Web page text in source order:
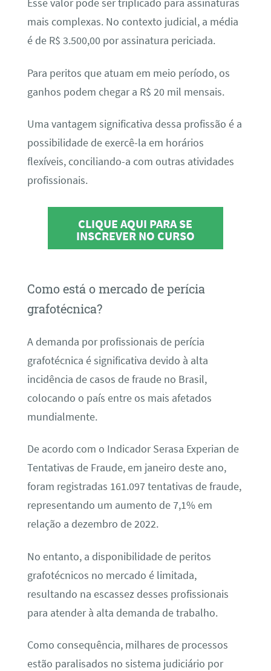
Esse valor pode ser triplicado para assinaturas
mais complexas. No contexto judicial, a média
é de R$ 3.500,00 por assinatura periciada.
Para peritos que atuam em meio período, os
ganhos podem chegar a R$ 20 mil mensais.
Uma vantagem significativa dessa profissão é a
possibilidade de exercê-la em horários
flexíveis, conciliando-a com outras atividades
profissionais.
CLIQUE AQUI PARA SE
INSCREVER NO CURSO
Como está o mercado de perícia
grafotécnica?
A demanda por profissionais de perícia
grafotécnica é significativa devido à alta
incidência de casos de fraude no Brasil,
colocando o país entre os mais afetados
mundialmente.
De acordo com o Indicador Serasa Experian de
Tentativas de Fraude, em janeiro deste ano,
foram registradas 161.097 tentativas de fraude,
representando um aumento de 7,1% em
relação a dezembro de 2022.
No entanto, a disponibilidade de peritos
grafotécnicos no mercado é limitada,
resultando na escassez desses profissionais
para atender à alta demanda de trabalho.
Como consequência, milhares de processos
estão paralisados no sistema judiciário por